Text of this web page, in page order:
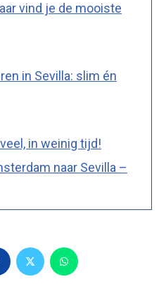
vind je de mooiste
in Sevilla: slim én
in weinig tijd!
naar Sevilla –